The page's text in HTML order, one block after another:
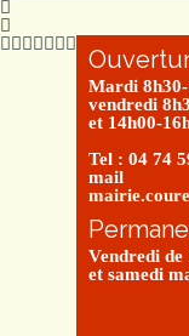
Mardi 8h30-
vendredi
et 14h00-
Tel : 04 74
mail
Vendredi de
et samedi